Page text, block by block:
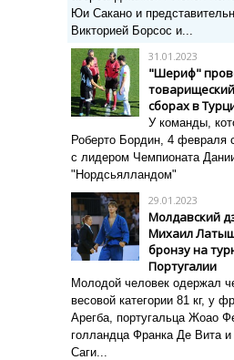
Юи Сакано и
Викторией Борсос и...
31.01.2023
"Шериф"
сборах в
У команды,
Роберто Бордин, 4 февраля
с лидером Чемпионата
"Нордсьялландом"
29.01.2023
Молдавский
Михаил
бронзу на
Португалии
Молодой человек одержал
весовой категории 81 кг, у
Арегба, португальца Жоао
голландца Франка Де Вита и
Саги...